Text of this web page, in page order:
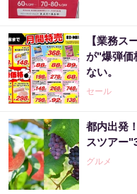
【業務ス
が"爆弾価
ない。
セール
都内出発
スツアー
グルメ